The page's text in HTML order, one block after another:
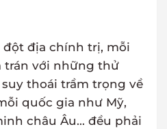
đột địa chính trị, mỗi
trán với những thử
thoái trầm trọng về
quốc gia như Mỹ,
châu Âu... đều phải